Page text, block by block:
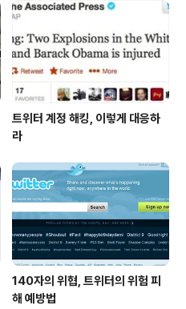
트위터 계정 해킹, 이렇게 대응하
라
140자의 위협, 트위터의 위험 피
해 예방법